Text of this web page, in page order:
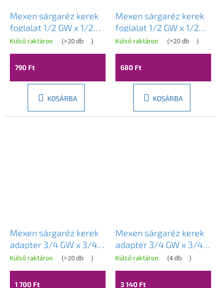
Mexen sárgaréz kerek
foglalat 1/2 GW x 1/2
GZ, 30 mm - W97415-
1212-30
Külső raktáron (>20 db )
790 Ft
KOSÁRBA
Mexen sárgaréz kerek
foglalat 1/2 GW x 1/2
GZ, 25 mm - W97415-
1212-25
Külső raktáron (>20 db )
680 Ft
KOSÁRBA
Mexen sárgaréz kerek
adapter 3/4 GW x 3/4
GZ, 50 mm - W97415-
3434-50
Külső raktáron (>20 db )
1 700 Ft
Mexen sárgaréz kerek
adapter 3/4 GW x 3/4
GZ, 100 mm - W97415-
3434-100
Külső raktáron (4 db )
3 140 Ft